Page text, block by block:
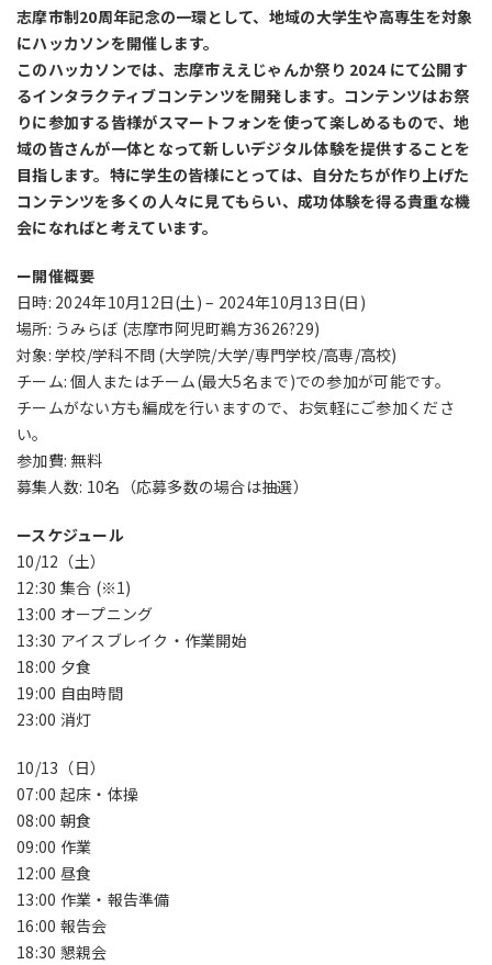
志摩市制20周年記念の一環として、地域の大学生や高専生を対象
にハッカソンを開催します。
このハッカソンでは、志摩市ええじゃんか祭り 2024 にて公開す
るインタラクティブコンテンツを開発します。コンテンツはお祭
りに参加する皆様がスマートフォンを使って楽しめるもので、地
域の皆さんが一体となって新しいデジタル体験を提供することを
目指します。特に学生の皆様にとっては、自分たちが作り上げた
コンテンツを多くの人々に見てもらい、成功体験を得る貴重な機
会になればと考えています。
ー開催概要
日時: 2024年10月12日(土) – 2024年10月13日(日)
場所: うみらぼ (志摩市阿児町鵜方3626?29)
対象: 学校/学科不問 (大学院/大学/専門学校/高専/高校)
チーム: 個人またはチーム(最大5名まで)での参加が可能です。
チームがない方も編成を行いますので、お気軽にご参加くださ
い。
参加費: 無料
募集人数: 10名（応募多数の場合は抽選）
ースケジュール
10/12（土）
12:30 集合 (※1)
13:00 オープニング
13:30 アイスブレイク・作業開始
18:00 夕食
19:00 自由時間
23:00 消灯
10/13（日）
07:00 起床・体操
08:00 朝食
09:00 作業
12:00 昼食
13:00 作業・報告準備
16:00 報告会
18:30 懇親会